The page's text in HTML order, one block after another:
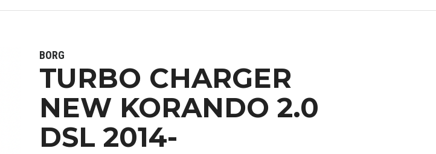
BORG
TURBO CHARGER
NEW KORANDO 2.0
DSL 2014-